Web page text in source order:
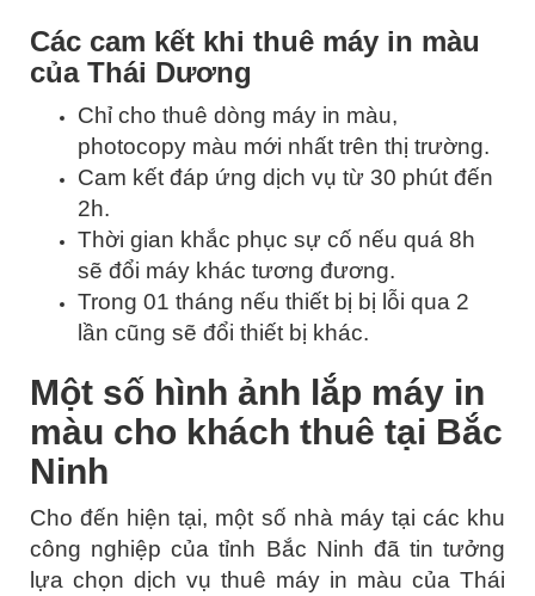
Các cam kết khi thuê máy in màu
của Thái Dương
Chỉ cho thuê dòng máy in màu,
photocopy màu mới nhất trên thị trường.
Cam kết đáp ứng dịch vụ từ 30 phút đến
2h.
Thời gian khắc phục sự cố nếu quá 8h
sẽ đổi máy khác tương đương.
Trong 01 tháng nếu thiết bị bị lỗi qua 2
lần cũng sẽ đổi thiết bị khác.
Một số hình ảnh lắp máy in
màu cho khách thuê tại Bắc
Ninh
Cho đến hiện tại, một số nhà máy tại các khu
công nghiệp của tỉnh Bắc Ninh đã tin tưởng
lựa chọn dịch vụ thuê máy in màu của Thái